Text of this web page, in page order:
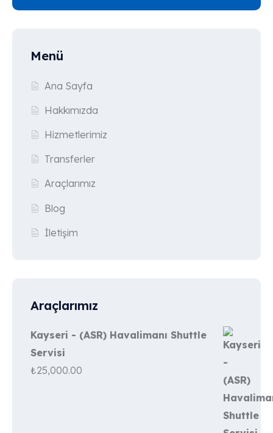
Menü
Ana Sayfa
Hakkımızda
Hizmetlerimiz
Transferler
Araçlarımız
Blog
İletişim
Araçlarımız
Kayseri - (ASR) Havalimanı Shuttle
Servisi
₺25,000.00